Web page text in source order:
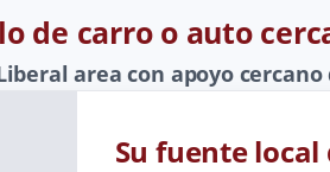
de carro o auto
area con apoyo
Su fuente